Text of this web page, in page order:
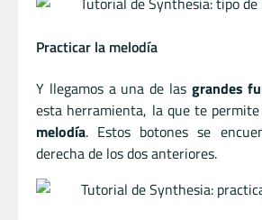
Practicar la melodía
Y llegamos a una de las grandes
esta herramienta, la que te
melodía. Estos botones se
derecha de los dos anteriores.